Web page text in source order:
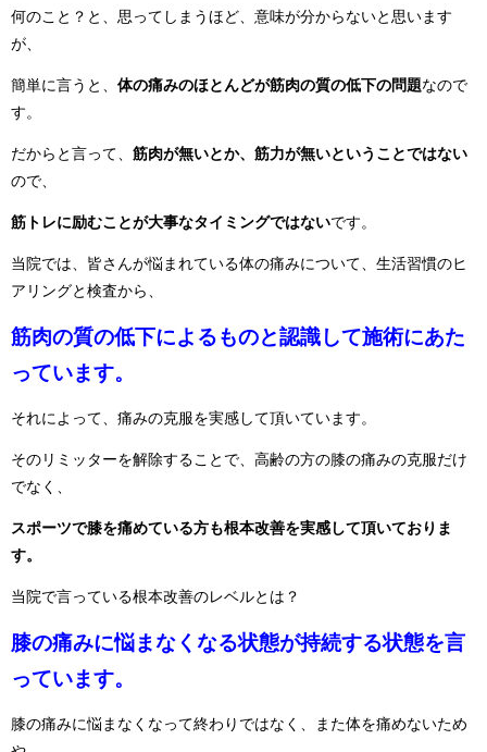
何のこと？と、思ってしまうほど、意味が分からないと思います
が、
簡単に言うと、 体の痛みのほとんどが筋肉の質の低下の問題なので
す。
だからと言って、 筋肉が無いとか、筋力が無いということではない
ので、
筋トレに励むことが大事なタイミングではないです。
当院では、皆さんが悩まれている体の痛みについて、生活習慣のヒ
アリングと検査から、
筋肉の質の低下によるものと認識して施術にあた
っています。
それによって、痛みの克服を実感して頂いています。
そのリミッターを解除することで、高齢の方の膝の痛みの克服だけ
でなく、
スポーツで膝を痛めている方も根本改善を実感して頂いておりま
す。
当院で言っている根本改善のレベルとは？
膝の痛みに悩まなくなる状態が持続する状態を言
っています。
膝の痛みに悩まなくなって終わりではなく、また体を痛めないため